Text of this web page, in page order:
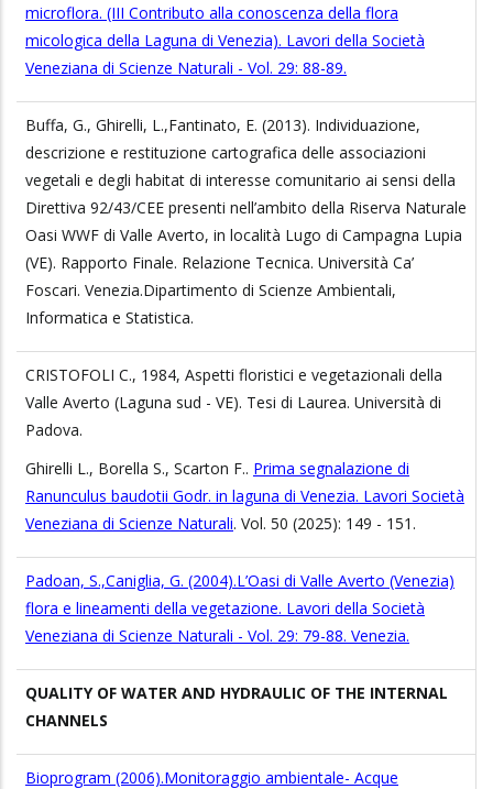
microflora. (III Contributo alla conoscenza della flora
micologica della Laguna di Venezia). Lavori della Società
Veneziana di Scienze Naturali - Vol. 29: 88-89.
Buffa, G., Ghirelli, L.,Fantinato, E. (2013). Individuazione,
descrizione e restituzione cartografica delle associazioni
vegetali e degli habitat di interesse comunitario ai sensi della
Direttiva 92/43/CEE presenti nell’ambito della Riserva Naturale
Oasi WWF di Valle Averto, in località Lugo di Campagna Lupia
(VE). Rapporto Finale. Relazione Tecnica. Università Ca’
Foscari. Venezia.Dipartimento di Scienze Ambientali,
Informatica e Statistica.
CRISTOFOLI C., 1984, Aspetti floristici e vegetazionali della
Valle Averto (Laguna sud - VE). Tesi di Laurea. Università di
Padova.
Ghirelli L., Borella S., Scarton F.. Prima segnalazione di
Ranunculus baudotii Godr. in laguna di Venezia. Lavori Società
Veneziana di Scienze Naturali. Vol. 50 (2025): 149 - 151.
Padoan, S.,Caniglia, G. (2004).L’Oasi di Valle Averto (Venezia)
flora e lineamenti della vegetazione. Lavori della Società
Veneziana di Scienze Naturali - Vol. 29: 79-88. Venezia.
QUALITY OF WATER AND HYDRAULIC OF THE INTERNAL
CHANNELS
Bioprogram (2006).Monitoraggio ambientale- Acque